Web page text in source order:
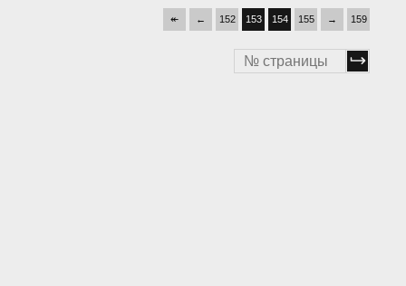
↞ ← 152 153 154 155 → 159